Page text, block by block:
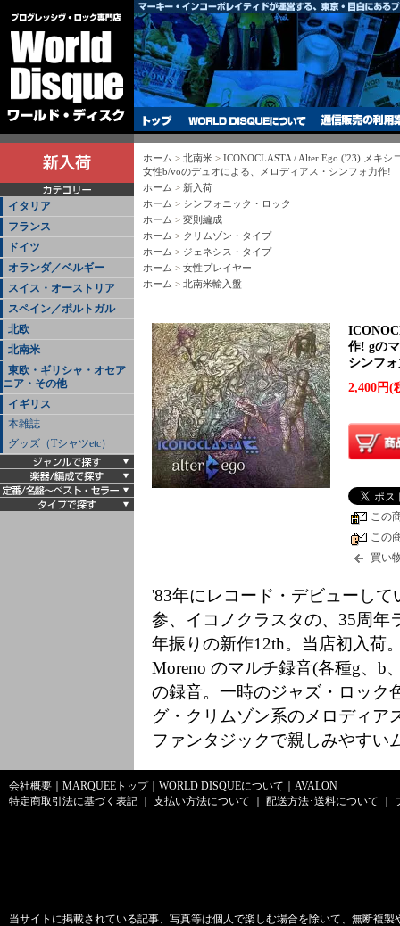
イタリア
フランス
ドイツ
オランダ／ベルギー
スイス・オーストリア
スペイン／ポルトガル
北欧
北南米
東欧・ギリシャ・オセア
ニア・その他
イギリス
本雑誌
グッズ（Tシャツetc）
ホーム > 北南米 > ICONOCLASTA / Alter Ego ('23) メキシ
女性b/voのデュオによる、メロディアス・シンフォ力作!
ホーム > 新入荷
ホーム > シンフォニック・ロック
ホーム > 変則編成
ホーム > クリムゾン・タイプ
ホーム > ジェネシス・タイプ
ホーム > 女性プレイヤー
ホーム > 北南米輸入盤
作! gの
シンフ
2,400円(
この
この
買い
'83年にレコード・デビューし
参、イコノクラスタの、35周年
年振りの新作12th。当店初入荷
Moreno のマルチ録音(各種g、b
の録音。一時のジャズ・ロック
グ・クリムゾン系のメロディア
ファンタジックで親しみやすい
会社概要 MARQUEEトップ｜ WORLD DISQUEについて
AVALON
特定商取引法に基づく表記
支払い方法について 配送方法･送料について
当サイトに掲載されている記事、写真等は個人で楽しむ場合を除いて、無断複